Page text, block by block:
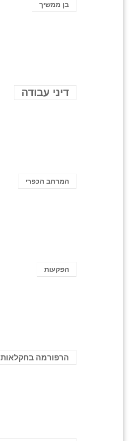
בן ממשיך
דיני עבודה
המרחב הכפרי
הפקעות
הרפורמה בחקלאות